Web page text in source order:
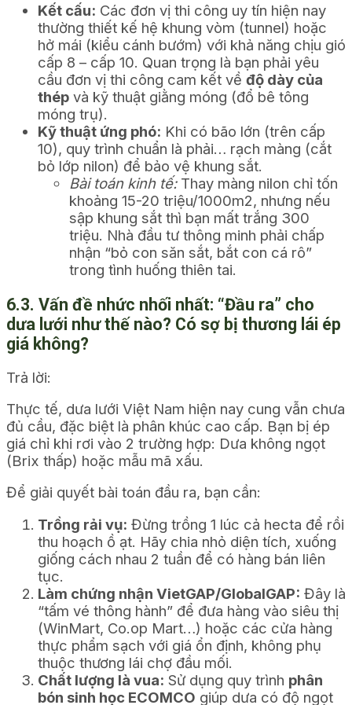
Kết cấu: Các đơn vị thi công uy tín hiện nay
thường thiết kế hệ khung vòm (tunnel) hoặc
hở mái (kiểu cánh bướm) với khả năng chịu gió
cấp 8 – cấp 10. Quan trọng là bạn phải yêu
cầu đơn vị thi công cam kết về độ dày của
thép và kỹ thuật giằng móng (đổ bê tông
móng trụ).
Kỹ thuật ứng phó: Khi có bão lớn (trên cấp
10), quy trình chuẩn là phải… rạch màng (cắt
bỏ lớp nilon) để bảo vệ khung sắt.
Bài toán kinh tế:Thay màng nilon chỉ tốn
khoảng 15-20 triệu/1000m2, nhưng nếu
sập khung sắt thì bạn mất trắng 300
triệu. Nhà đầu tư thông minh phải chấp
nhận “bỏ con săn sắt, bắt con cá rô”
trong tình huống thiên tai.
6.3. Vấn đề nhức nhối nhất: “Đầu ra” cho
dưa lưới như thế nào? Có sợ bị thương lái ép
giá không?
Trả lời:
Thực tế, dưa lưới Việt Nam hiện nay cung vẫn chưa
đủ cầu, đặc biệt là phân khúc cao cấp. Bạn bị ép
giá chỉ khi rơi vào 2 trường hợp: Dưa không ngọt
(Brix thấp) hoặc mẫu mã xấu.
Để giải quyết bài toán đầu ra, bạn cần:
Trồng rải vụ: Đừng trồng 1 lúc cả hecta để rồi
thu hoạch ồ ạt. Hãy chia nhỏ diện tích, xuống
giống cách nhau 2 tuần để có hàng bán liên
tục.
Làm chứng nhận VietGAP/GlobalGAP: Đây là
“tấm vé thông hành” để đưa hàng vào siêu thị
(WinMart, Co.op Mart…) hoặc các cửa hàng
thực phẩm sạch với giá ổn định, không phụ
thuộc thương lái chợ đầu mối.
Chất lượng là vua: Sử dụng quy trình phân
bón sinh học ECOMCO giúp dưa có độ ngọt